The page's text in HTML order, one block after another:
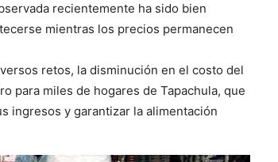
recientemente ha sido bien
mientras los precios permanecen
retos, la disminución en el costo del
para miles de hogares de Tapachula, que
ingresos y garantizar la alimentación